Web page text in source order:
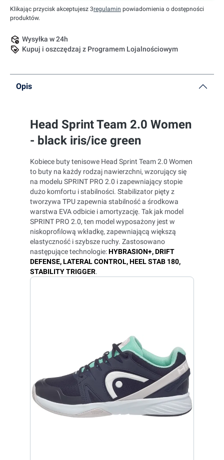
Klikając przycisk akceptujesz 3regulamin powiadomienia o dostępności
produktów.
Wysyłka w 24h
Kupuj i oszczędzaj z Programem Lojalnościowym
Opis
Head Sprint Team 2.0 Women
- black iris/ice green
Kobiece buty tenisowe Head Sprint Team 2.0 Women
to buty na każdy rodzaj nawierzchni, wzorujący się
na modelu SPRINT PRO 2.0 i zapewniający stopie
dużo komfortu i stabilności. Stabilizator pięty z
tworzywa TPU zapewnia stabilność a środkowa
warstwa EVA odbicie i amortyzację. Tak jak model
SPRINT PRO 2.0, ten model wyposażony jest w
niskoprofilową wkładkę, zapewniającą większą
elastyczność i szybsze ruchy. Zastosowano
następujące technologie:HYBRASION+, DRIFT
DEFENSE, LATERAL CONTROL, HEEL STAB 180,
STABILITY TRIGGER.